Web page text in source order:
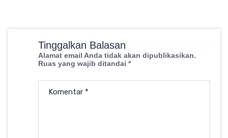
Tinggalkan Balasan
Alamat email Anda tidak akan dipublikasikan.
Ruas yang wajib ditandai *
Komentar *